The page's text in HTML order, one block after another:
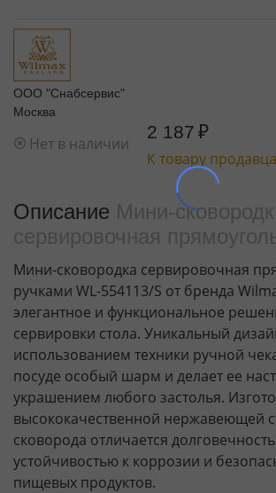
ООО "Снабсервис"
Москва
Нет в наличии
2 187 ₽
К товару продавца
Описание Мини-
сервировочная
ручками WL‑554113/S
Мини-сковородка сервировочная
ручками WL‑554113/S от бренда
элегантное и функциональное
сервировки стола. Уникальный
использованием техники ручной
посуде особый шарм и делает ее
украшением любого застолья.
высококачественной нержавеющей
сковорода отличается
устойчивостью к коррозии и
пищевых продуктов.